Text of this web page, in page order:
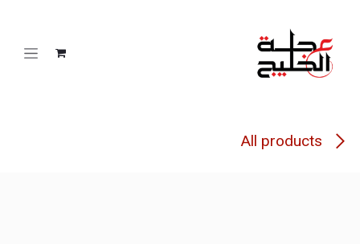
All products